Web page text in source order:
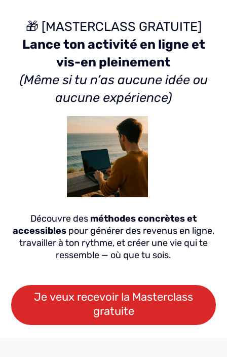
🎁 [MASTERCLASS GRATUITE]
Lance ton activité en ligne et
vis-en pleinement
(Même si tu n’as aucune idée ou
aucune expérience)
Découvre des méthodes concrètes et
accessibles pour générer des revenus en ligne,
travailler à ton rythme, et créer une vie qui te
ressemble — où que tu sois.
Je veux recevoir la Masterclass
gratuite